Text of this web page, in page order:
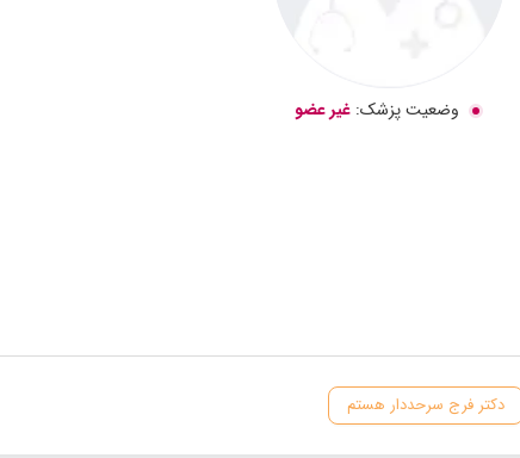
وضعیت پزشک: غیر عضو
دکتر فرج سرحددار هستم